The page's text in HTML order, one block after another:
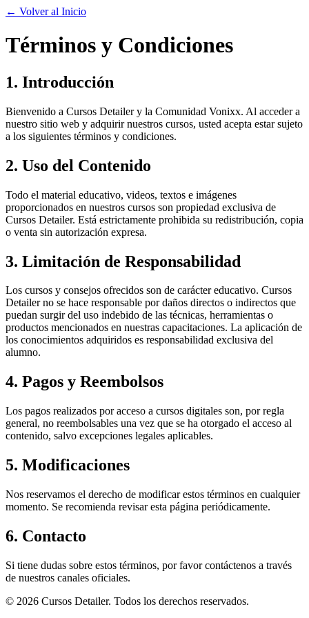
← Volver al Inicio
Términos y Condiciones
1. Introducción
Bienvenido a Cursos Detailer y la Comunidad Vonixx. Al acceder a
nuestro sitio web y adquirir nuestros cursos, usted acepta estar sujeto
a los siguientes términos y condiciones.
2. Uso del Contenido
Todo el material educativo, videos, textos e imágenes
proporcionados en nuestros cursos son propiedad exclusiva de
Cursos Detailer. Está estrictamente prohibida su redistribución, copia
o venta sin autorización expresa.
3. Limitación de Responsabilidad
Los cursos y consejos ofrecidos son de carácter educativo. Cursos
Detailer no se hace responsable por daños directos o indirectos que
puedan surgir del uso indebido de las técnicas, herramientas o
productos mencionados en nuestras capacitaciones. La aplicación de
los conocimientos adquiridos es responsabilidad exclusiva del
alumno.
4. Pagos y Reembolsos
Los pagos realizados por acceso a cursos digitales son, por regla
general, no reembolsables una vez que se ha otorgado el acceso al
contenido, salvo excepciones legales aplicables.
5. Modificaciones
Nos reservamos el derecho de modificar estos términos en cualquier
momento. Se recomienda revisar esta página periódicamente.
6. Contacto
Si tiene dudas sobre estos términos, por favor contáctenos a través
de nuestros canales oficiales.
© 2026 Cursos Detailer. Todos los derechos reservados.